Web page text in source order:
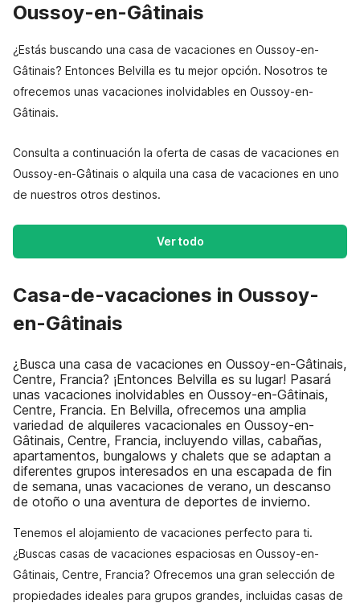
Oussoy-en-Gâtinais
¿Estás buscando una casa de vacaciones en Oussoy-en-
Gâtinais? Entonces Belvilla es tu mejor opción. Nosotros te
ofrecemos unas vacaciones inolvidables en Oussoy-en-
Gâtinais.
Consulta a continuación la oferta de casas de vacaciones en
Oussoy-en-Gâtinais o alquila una casa de vacaciones en uno
de nuestros otros destinos.
Ver todo
Casa-de-vacaciones in Oussoy-
en-Gâtinais
¿Busca una casa de vacaciones en Oussoy-en-Gâtinais,
Centre, Francia? ¡Entonces Belvilla es su lugar! Pasará
unas vacaciones inolvidables en Oussoy-en-Gâtinais,
Centre, Francia. En Belvilla, ofrecemos una amplia
variedad de alquileres vacacionales en Oussoy-en-
Gâtinais, Centre, Francia, incluyendo villas, cabañas,
apartamentos, bungalows y chalets que se adaptan a
diferentes grupos interesados en una escapada de fin
de semana, unas vacaciones de verano, un descanso
de otoño o una aventura de deportes de invierno.
Tenemos el alojamiento de vacaciones perfecto para ti.
¿Buscas casas de vacaciones espaciosas en Oussoy-en-
Gâtinais, Centre, Francia? Ofrecemos una gran selección de
propiedades ideales para grupos grandes, incluidas casas de